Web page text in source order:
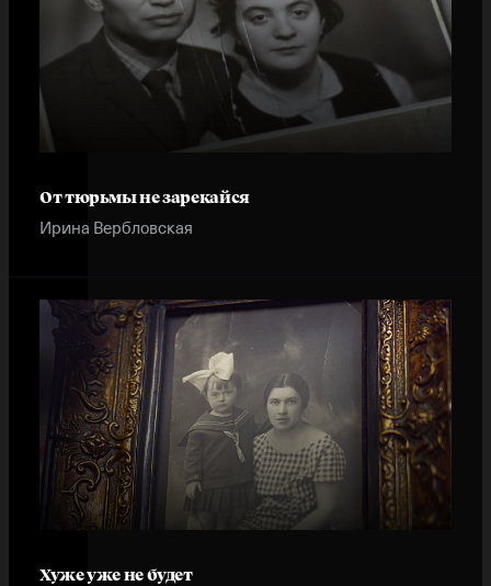
От тюрьмы не зарекайся
Ирина Вербловская
Хуже уже не будет